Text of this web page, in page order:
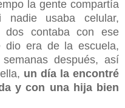
la gente compartía
usaba celular,
dos contaba con ese
dio era de la escuela,
después, así
un día la encontré
y con una hija bien